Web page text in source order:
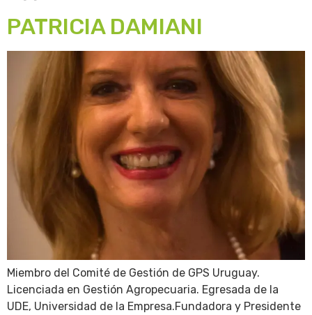
PATRICIA DAMIANI
Miembro del Comité de Gestión de GPS Uruguay.
Licenciada en Gestión Agropecuaria. Egresada de la
UDE, Universidad de la Empresa.Fundadora y Presidente